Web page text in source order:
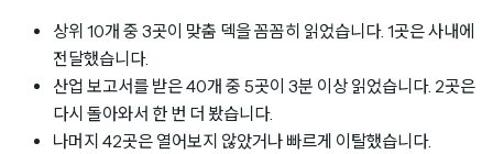
상위 10개 중 3곳이 맞춤 덱을 꼼꼼히 읽었습니다. 1곳은 사내에
전달했습니다.
산업 보고서를 받은 40개 중 5곳이 3분 이상 읽었습니다. 2곳은
다시 돌아와서 한 번 더 봤습니다.
나머지 42곳은 열어보지 않았거나 빠르게 이탈했습니다.